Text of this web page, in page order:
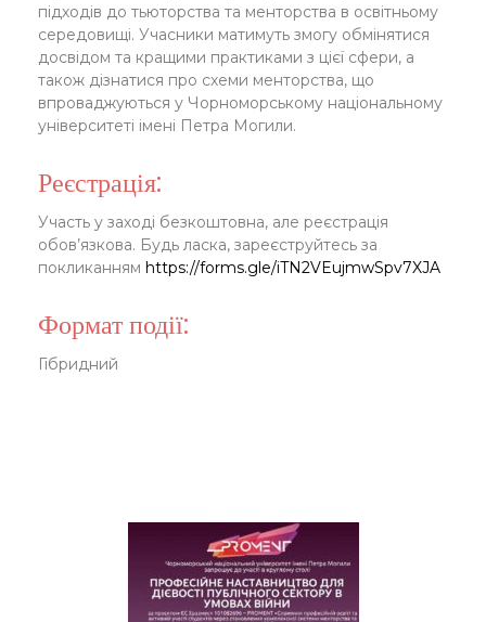
підходів до тьюторства та менторства в освітньому
середовищі. Учасники матимуть змогу обмінятися
досвідом та кращими практиками з цієї сфери, а
також дізнатися про схеми менторства, що
впроваджуються у Чорноморському національному
університеті імені Петра Могили.
Реєстрація:
Участь у заході безкоштовна, але реєстрація
обов’язкова. Будь ласка, зареєструйтесь за
покликанням https://forms.gle/iTN2VEujmwSpv7XJA
Формат події:
Гібридний